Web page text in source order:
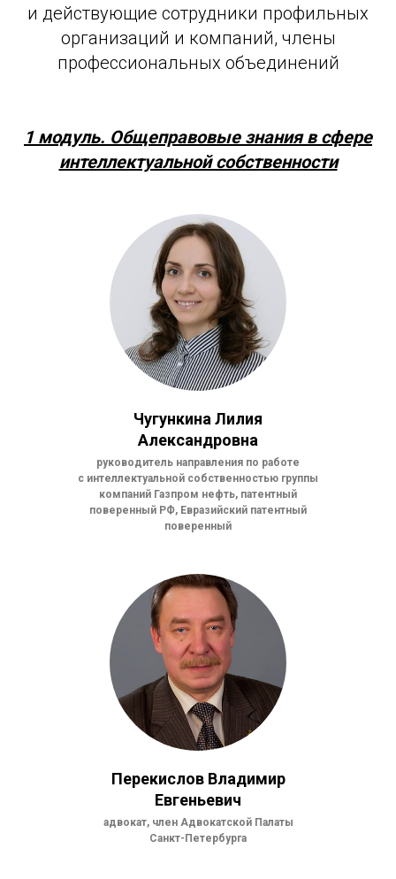
и действующие сотрудники профильных
организаций и компаний, члены
профессиональных объединений
1 модуль. Общеправовые знания в сфере
интеллектуальной собственности
Чугункина Лилия
Александровна
руководитель направления по работе
с интеллектуальной собственностью группы
компаний Газпром нефть, патентный
поверенный РФ, Евразийский патентный
поверенный
Перекислов Владимир
Евгеньевич
адвокат, член Адвокатской Палаты
Санкт-Петербурга